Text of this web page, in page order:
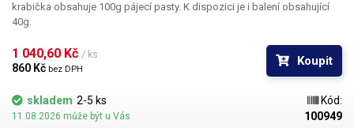
krabička obsahuje 100g pájecí pasty. K dispozici je i balení obsahující
40g.
1 040,60 Kč / ks
860 Kč bez DPH
Koupit
skladem 2-5 ks
11.08.2026 může být u Vás
Kód:
100949